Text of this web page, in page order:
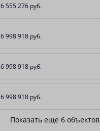
6 555 276 руб.
6 998 918 руб.
6 998 918 руб.
6 998 918 руб.
Показать еще 6 объектов